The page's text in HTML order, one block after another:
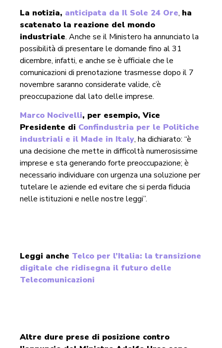
La notizia, anticipata da Il Sole 24 Ore, ha
scatenato la reazione del mondo
industriale. Anche se il Ministero ha annunciato la
possibilità di presentare le domande fino al 31
dicembre, infatti, e anche se è ufficiale che le
comunicazioni di prenotazione trasmesse dopo il 7
novembre saranno considerate valide, c’è
preoccupazione dal lato delle imprese.
Marco Nocivelli, per esempio, Vice
Presidente di Confindustria per le Politiche
industriali e il Made in Italy, ha dichiarato: “è
una decisione che mette in difficoltà numerosissime
imprese e sta generando forte preoccupazione; è
necessario individuare con urgenza una soluzione per
tutelare le aziende ed evitare che si perda fiducia
nelle istituzioni e nelle nostre leggi”.
Leggi anche Telco per l’Italia: la transizione
digitale che ridisegna il futuro delle
Telecomunicazioni
Altre dure prese di posizione contro